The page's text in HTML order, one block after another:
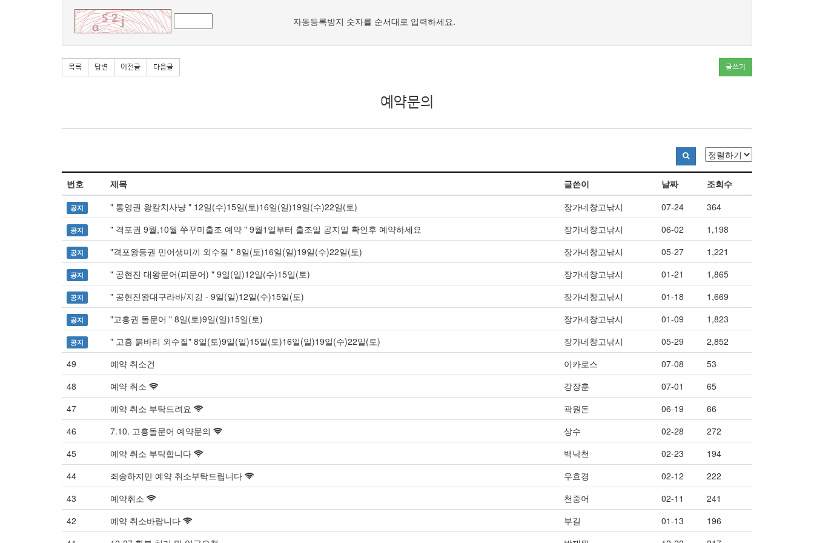
자동등록방지 숫자를 순서대로 입력하세요.
목록 답변 이전글 다음글 글쓰기
예약문의
번호 제목 글쓴이 날짜 조회수
공지 " 통영권 왕칼치사냥 " 12일(수)15일(토)16일(일)19일(수)22일(토) 장가네창고낚시 07-24 364
공지 " 격포권 9월,10월 쭈꾸미출조 예약 " 9월1일부터 출조일 공지일 확인후 예약하세요 장가네창고낚시 06-02 1,198
공지 "격포왕등권 민어생미끼 외수질 " 8일(토)16일(일)19일(수)22일(토) 장가네창고낚시 05-27 1,221
공지 " 공현진 대왕문어(피문어) " 9일(일)12일(수)15일(토) 장가네창고낚시 01-21 1,865
공지 " 공현진왕대구라바/지깅 - 9일(일)12일(수)15일(토) 장가네창고낚시 01-18 1,669
공지 "고흥권 돌문어 " 8일(토)9일(일)15일(토) 장가네창고낚시 01-09 1,823
공지 " 고흥 붉바리 외수질" 8일(토)9일(일)15일(토)16일(일)19일(수)22일(토) 장가네창고낚시 05-29
2,852
49
예약 취소건 이카로스 07-08
53
48
예약 취소 강장훈 07-01
65
47
예약 취소 부탁드려요 곽원돈 06-19
66
46
7.10. 고흥돌문어 예약문의 상수 02-28
272
45
예약 취소 부탁합니다 백낙천 02-23
194
44
죄송하지만 예약 취소부탁드립니다 우효경 02-12
222
43
예약취소 천중어 02-11
241
42
예약 취소바랍니다 부길 01-13
196